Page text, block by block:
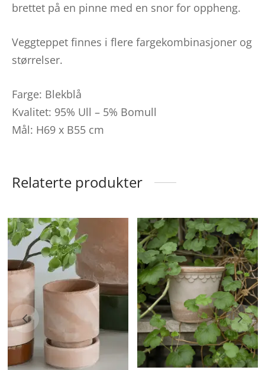
brettet på en pinne med en snor for oppheng.
Veggteppet finnes i flere fargekombinasjoner og
størrelser.
Farge: Blekblå
Kvalitet: 95% Ull – 5% Bomull
Mål: H69 x B55 cm
Relaterte produkter